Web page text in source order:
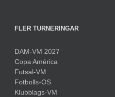
FLER TURNERINGAR
DAM-VM 2027
Copa América
Futsal-VM
Fotbolls-OS
Klubblags-VM